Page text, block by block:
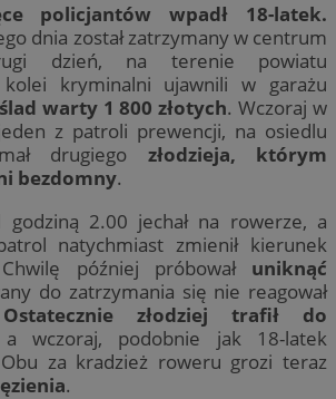
policjantów wpadł 18-latek.
dnia został zatrzymany w centrum
dzień, na terenie powiatu
kolei kryminalni ujawnili w garażu
warty 1 800 złotych. Wczoraj w
z patroli prewencji, na osiedlu
drugiego złodzieja, którym
bezdomny.
godziną 2.00 jechał na rowerze, a
natychmiast zmienił kierunek
później próbował uniknąć
do zatrzymania się nie reagował
Ostatecznie złodziej trafił do
wczoraj, podobnie jak 18-latek
Obu za kradzież roweru grozi teraz
.